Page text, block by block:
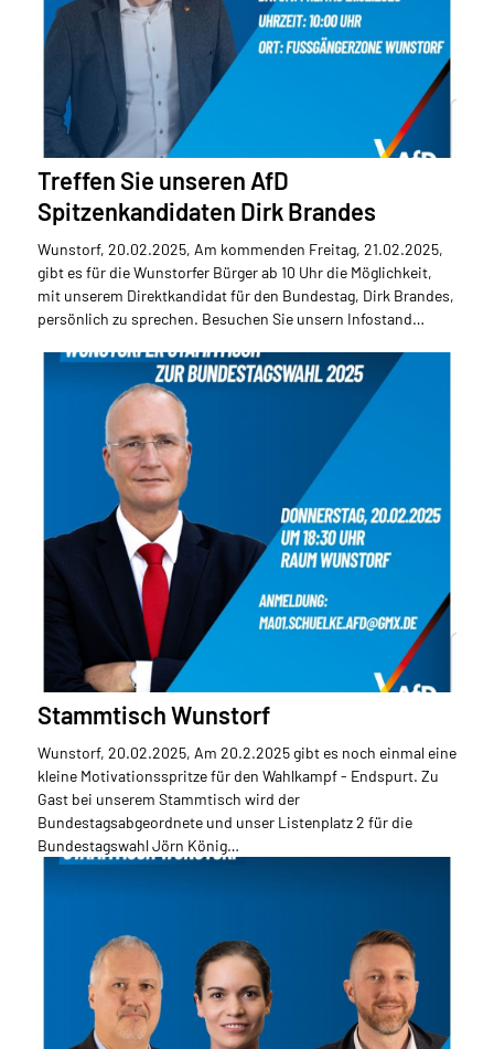
Treffen Sie unseren AfD
Spitzenkandidaten Dirk Brandes
Wunstorf, 20.02.2025, Am kommenden Freitag, 21.02.2025,
gibt es für die Wunstorfer Bürger ab 10 Uhr die Möglichkeit,
mit unserem Direktkandidat für den Bundestag, Dirk Brandes,
persönlich zu sprechen. Besuchen Sie unsern Infostand…
Stammtisch Wunstorf
Wunstorf, 20.02.2025, Am 20.2.2025 gibt es noch einmal eine
kleine Motivationsspritze für den Wahlkampf - Endspurt. Zu
Gast bei unserem Stammtisch wird der
Bundestagsabgeordnete und unser Listenplatz 2 für die
Bundestagswahl Jörn König…